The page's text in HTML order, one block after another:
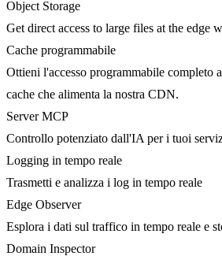
Object Storage
Get direct access to large files at the edge
Cache programmabile
Ottieni l'accesso programmabile completo
cache che alimenta la nostra CDN.
Server MCP
Controllo potenziato dall'IA per i tuoi
Logging in tempo reale
Trasmetti e analizza i log in tempo reale
Edge Observer
Esplora i dati sul traffico in tempo reale e
Domain Inspector